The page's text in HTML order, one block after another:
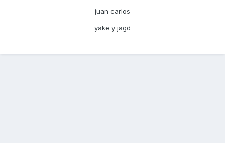
juan carlos
yake y jagd